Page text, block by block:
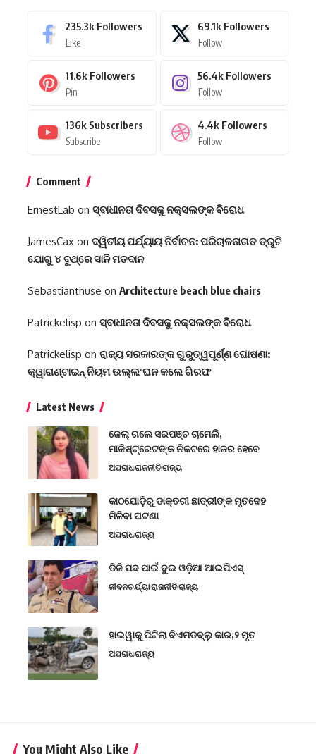
235.3k Followers
Like
69.1k Followers
Follow
11.6k Followers
Pin
56.4k Followers
Follow
136k Subscribers
Subscribe
4.4k Followers
Follow
Comment
ErnestLab on ସ୍ବାଧୀନତା ଦିବସକୁ ନକ୍ସଲଙ୍କ ବିରୋଧ
JamesCax on ଦ୍ୱିତୀୟ ପର୍ଯ୍ୟାୟ ନିର୍ବାଚନ: ପରିଚାଳନାଗତ ତ୍ରୁଟି
ଯୋଗୁ ୪ ବୁଥ୍‌ରେ ସାନି ମତଦାନ
Sebastianthuse on Architecture beach blue chairs
Patrickelisp on ସ୍ବାଧୀନତା ଦିବସକୁ ନକ୍ସଲଙ୍କ ବିରୋଧ
Patrickelisp on ରାଜ୍ୟ ସରକାରଙ୍କ ଗୁରୁତ୍ୱପୂର୍ଣ୍ଣ ଘୋଷଣା:
କ୍ୱାରାଣ୍ଟାଇନ୍‌ ନିୟମ ଉଲ୍ଲଂଘନ କଲେ ଗିରଫ
Latest News
ଜେଲ୍ ଗଲେ ସରପଞ୍ଚ ଚାମେଲି,
ମାଜିଷ୍ଟ୍ରେଟଙ୍କ ନିକଟରେ ହାଜର ହେବେ
ଅପରାଧରାଜନୀତିରାଜ୍ୟ
କାଠଯୋଡ଼ିରୁ ଡାକ୍ତରୀ ଛାତ୍ରୀଙ୍କ ମୃତଦେହ
ମିଳିବା ଘଟଣା
ଅପରାଧରାଜ୍ୟ
ଡିଜି ପଦ ପାଇଁ ଦୁଇ ଓଡ଼ିଆ ଆଇପିଏସ୍
ଜୀବନଚର୍ଯ୍ୟାରାଜନୀତିରାଜ୍ୟ
ହାଇୱାକୁ ପିଟିଲା ବିଏମଡବ୍ଲୁ କାର,୨ ମୃତ
ଅପରାଧରାଜ୍ୟ
You Might Also Like